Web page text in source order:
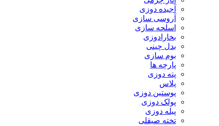
آجیده دوزی
آروسی سازی
اسلحه سازی
بخارادوزی
بدل چینی
بوم سازی
پارچه ها
پته دوزی
پلاس
پوستین دوزی
پولک دوزی
پیله دوزی
تخته صیقلی